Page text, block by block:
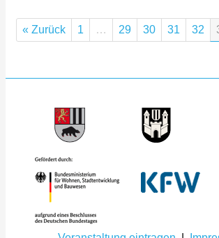
« Zurück 1 … 29 30 31 32